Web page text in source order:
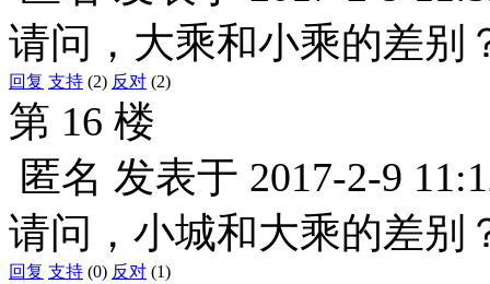
请问，大乘和小乘的差别
回复 支持 (2) 反对 (2)
第 16 楼
匿名 发表于 2017-2-9
请问，小城和大乘的差别
回复 支持 (0) 反对 (1)